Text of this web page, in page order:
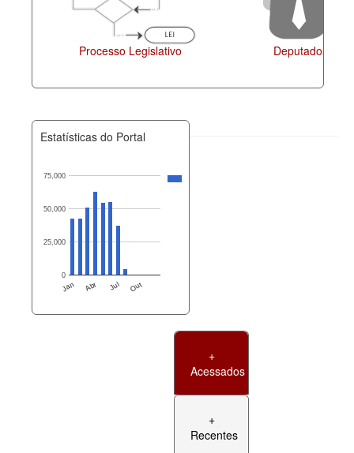
Processo Legislativo Deputados
Estatísticas do Portal
Jan Abr Jul Out
0
25,000
50,000
75,000
+
Acessados
+
Recentes